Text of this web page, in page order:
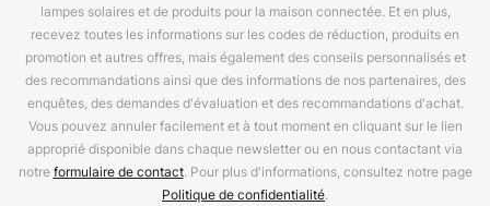
lampes solaires et de produits pour la maison connectée. Et en plus,
recevez toutes les informations sur les codes de réduction, produits en
promotion et autres offres, mais également des conseils personnalisés et
des recommandations ainsi que des informations de nos partenaires, des
enquêtes, des demandes d'évaluation et des recommandations d'achat.
Vous pouvez annuler facilement et à tout moment en cliquant sur le lien
approprié disponible dans chaque newsletter ou en nous contactant via
notreformulaire de contact. Pour plus d'informations, consultez notre page
Politique de confidentialité.